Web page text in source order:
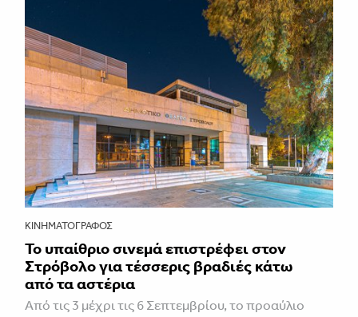
ΚΙΝΗΜΑΤΟΓΡΆΦΟΣ
Το υπαίθριο σινεμά επιστρέφει στον
Στρόβολο για τέσσερις βραδιές κάτω
από τα αστέρια
Από τις 3 μέχρι τις 6 Σεπτεμβρίου, το προαύλιο